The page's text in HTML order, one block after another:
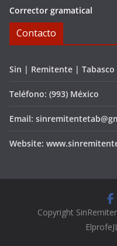
Corrector gramatical
Contacto
Sin | Remitente | Tabasco
Teléfono: (993) México
Email:
Website:
Copyright